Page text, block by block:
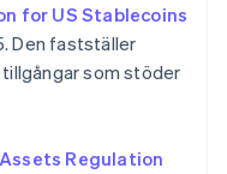
for US Stablecoins
Den fastställer
som stöder
Regulation